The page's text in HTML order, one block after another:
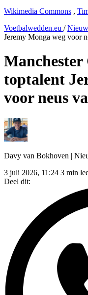
Wikimedia Commons ,
Voetbalwedden.eu /
Jeremy Monga weg voor
toptalent
voor neus
Davy van Bokhoven |
3 juli 2026, 11:24 3 min
Deel dit: